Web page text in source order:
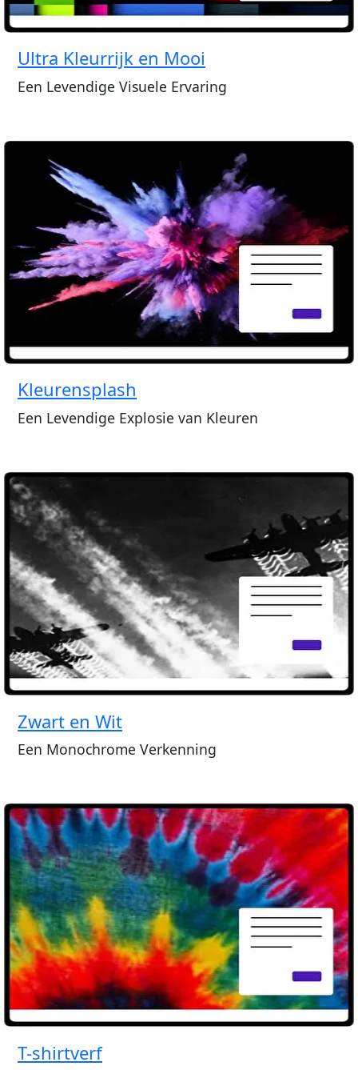
Ultra Kleurrijk en Mooi
Een Levendige Visuele Ervaring
Kleurensplash
Een Levendige Explosie van Kleuren
Zwart en Wit
Een Monochrome Verkenning
T-shirtverf